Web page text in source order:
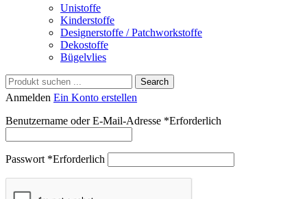
Unistoffe
Kinderstoffe
Designerstoffe / Patchworkstoffe
Dekostoffe
Bügelvlies
Search
Anmelden Ein Konto erstellen
Benutzername oder E-Mail-Adresse *Erforderlich
Passwort *Erforderlich